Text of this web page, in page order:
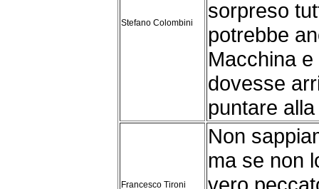
Stefano Colombini
sorpreso
potrebbe
Macchina
dovesse
puntare
Francesco Tironi
Non
ma se non